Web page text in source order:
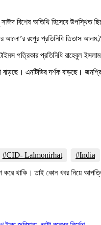
বিশেষ অতিথি হিসেবে উপস্থিত
রংপুর প্রতিনিধি তিতাস
টাইমস পত্রিকার প্রতিনিধি রাহেবুল
বাড়ছে। এনটিভির দর্শক বাড়ছে।
#CID- Lalmonirhat #India
করে থাকি। তাই কোন খবর নিয়ে